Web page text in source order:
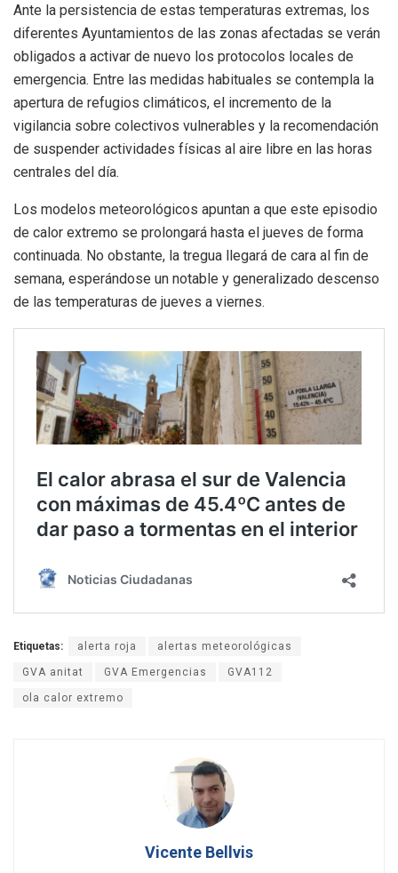
Ante la persistencia de estas temperaturas extremas, los
diferentes Ayuntamientos de las zonas afectadas se verán
obligados a activar de nuevo los protocolos locales de
emergencia. Entre las medidas habituales se contempla la
apertura de refugios climáticos, el incremento de la
vigilancia sobre colectivos vulnerables y la recomendación
de suspender actividades físicas al aire libre en las horas
centrales del día.
Los modelos meteorológicos apuntan a que este episodio
de calor extremo se prolongará hasta el jueves de forma
continuada. No obstante, la tregua llegará de cara al fin de
semana, esperándose un notable y generalizado descenso
de las temperaturas de jueves a viernes.
Etiquetas: alerta roja alertas meteorológicas
GVA anitat GVA Emergencias GVA112
ola calor extremo
Vicente Bellvis